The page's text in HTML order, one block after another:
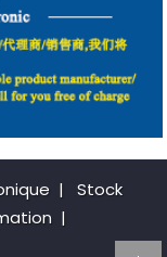
|
Stock
|